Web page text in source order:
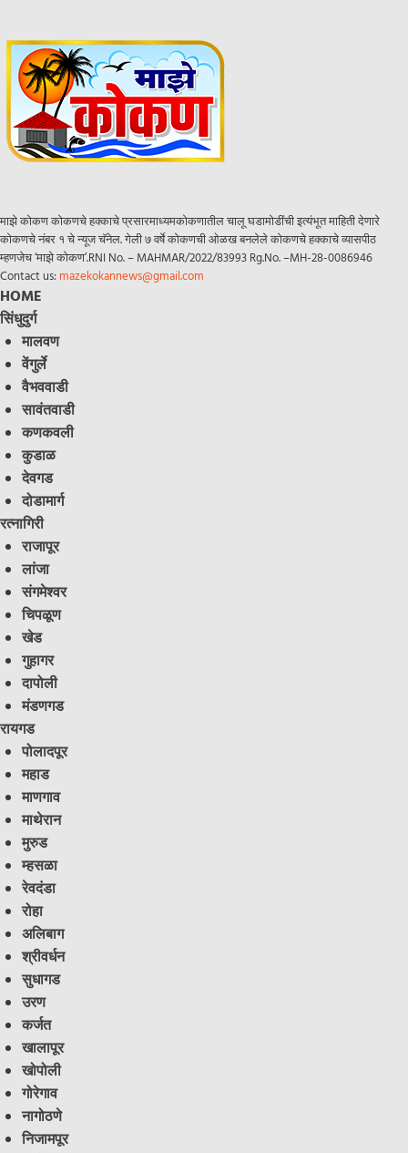
माझे कोकण कोकणचे हक्काचे प्रसारमाध्यमकोकणातील चालू घडामोडींची इत्यंभूत माहिती देणारे
कोकणचे नंबर १ चे न्यूज चॅनेल. गेली ७ वर्षे कोकणची ओळख बनलेले कोकणचे हक्काचे व्यासपीठ
म्हणजेच ‘माझे कोकण’.RNI No. – MAHMAR/2022/83993 Rg.No. –MH-28-0086946
Contact us:mazekokannews@gmail.com
HOME
सिंधुदुर्ग
मालवण
वेंगुर्ले
वैभववाडी
सावंतवाडी
कणकवली
कुडाळ
देवगड
दोडामार्ग
रत्नागिरी
राजापूर
लांजा
संगमेश्वर
चिपळूण
खेड
गुहागर
दापोली
मंडणगड
रायगड
पोलादपूर
महाड
माणगाव
माथेरान
मुरुड
म्हसळा
रेवदंडा
रोहा
अलिबाग
श्रीवर्धन
सुधागड
उरण
कर्जत
खालापूर
खोपोली
गोरेगाव
नागोठणे
निजामपूर